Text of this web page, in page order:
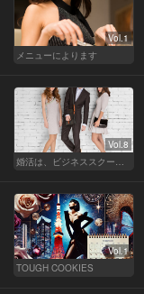
Vol.1
メニューによります
Vol.8
Vol.1
TOUGH COOKIES